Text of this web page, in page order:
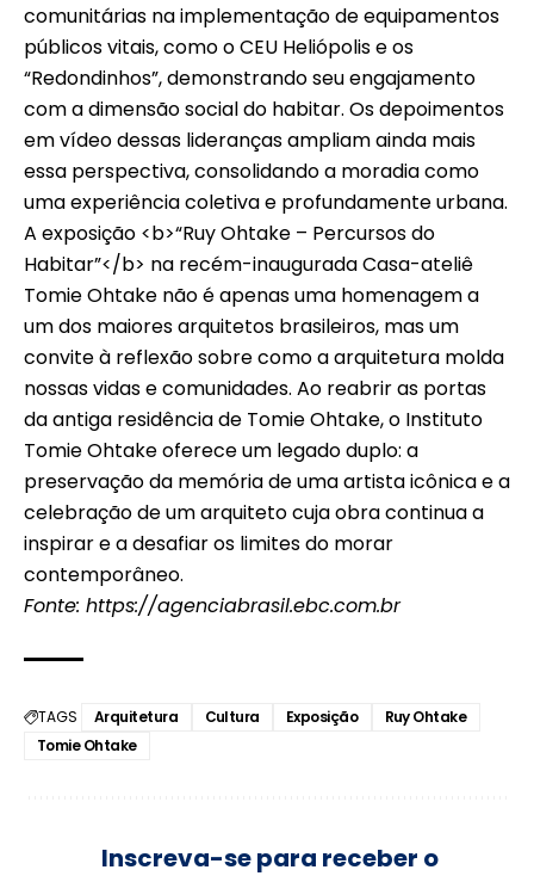
comunitárias na implementação de equipamentos
públicos vitais, como o CEU Heliópolis e os
“Redondinhos”, demonstrando seu engajamento
com a dimensão social do habitar. Os depoimentos
em vídeo dessas lideranças ampliam ainda mais
essa perspectiva, consolidando a moradia como
uma experiência coletiva e profundamente urbana.
A exposição <b>“Ruy Ohtake – Percursos do
Habitar”</b> na recém-inaugurada Casa-ateliê
Tomie Ohtake não é apenas uma homenagem a
um dos maiores arquitetos brasileiros, mas um
convite à reflexão sobre como a arquitetura molda
nossas vidas e comunidades. Ao reabrir as portas
da antiga residência de Tomie Ohtake, o Instituto
Tomie Ohtake oferece um legado duplo: a
preservação da memória de uma artista icônica e a
celebração de um arquiteto cuja obra continua a
inspirar e a desafiar os limites do morar
contemporâneo.
Fonte: https://agenciabrasil.ebc.com.br
TAGS Arquitetura Cultura Exposição
Ruy Ohtake
Tomie Ohtake
Inscreva-se para receber o